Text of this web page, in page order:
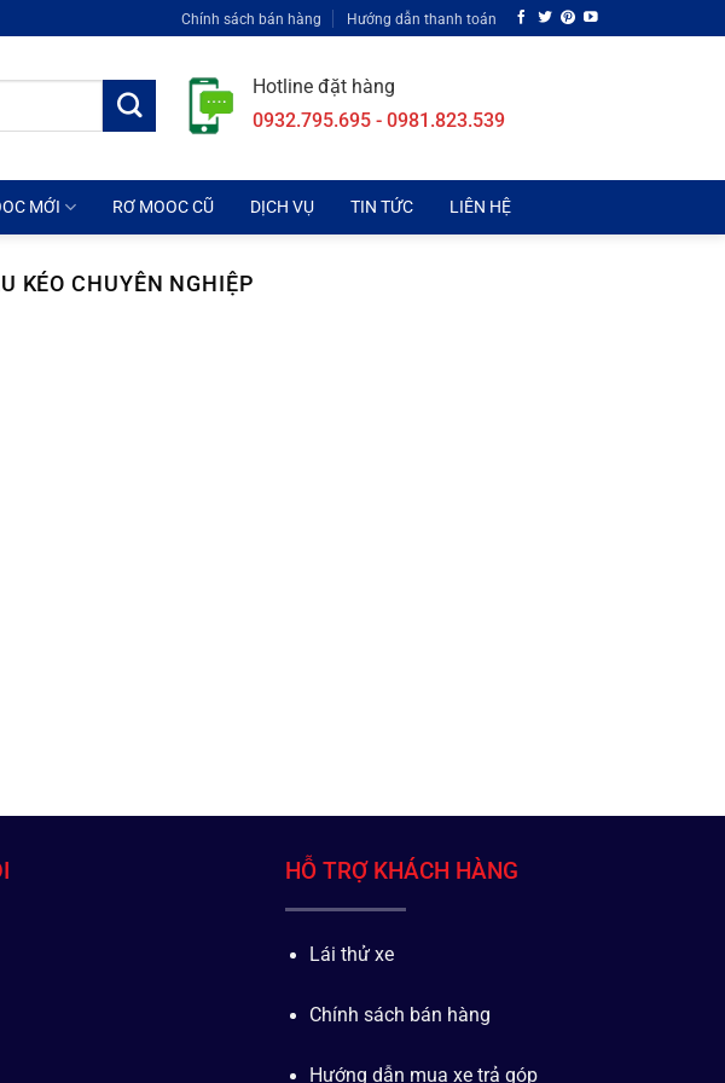
Chính sách bán hàng Hướng dẫn thanh toán
Hotline đặt hàng
0932.795.695 - 0981.823.539
MỚI RƠ MOOC CŨ DỊCH VỤ TIN TỨC LIÊN HỆ
KÉO CHUYÊN NGHIỆP
HỖ TRỢ KHÁCH HÀNG
Lái thử xe
Chính sách bán hàng
Hướng dẫn mua xe trả góp